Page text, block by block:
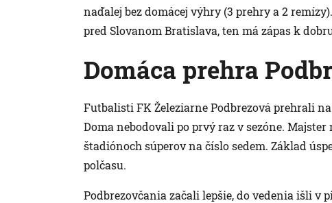
naďalej bez domácej výhry (3 prehry a 2
pred Slovanom Bratislava, ten má zápas k
Domáca prehra
Futbalisti FK Železiarne Podbrezová prehrali
Doma nebodovali po prvý raz v sezóne.
štadiónoch súperov na číslo sedem. Základ
polčasu.
Podbrezovčania začali lepšie, do vedenia išli